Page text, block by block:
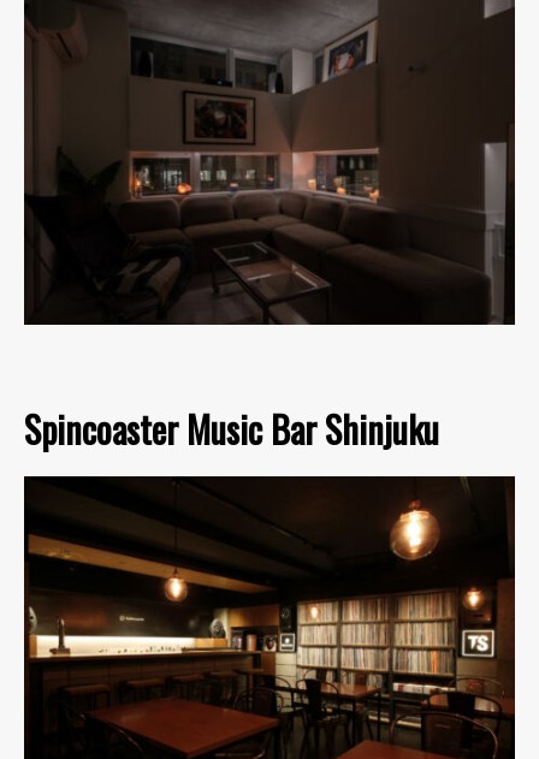
Spincoaster Music Bar Shinjuku